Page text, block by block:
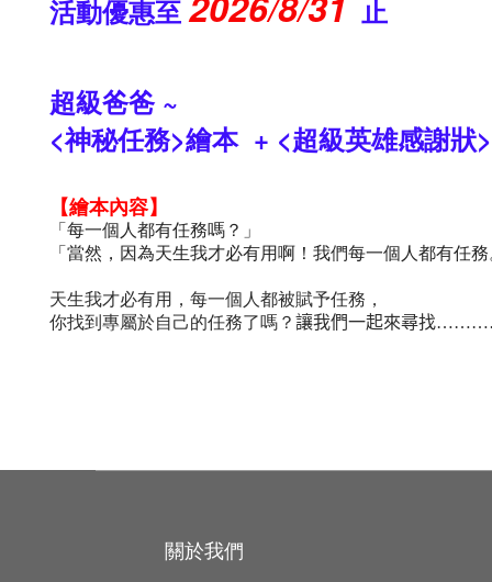
活動優惠至 止
超級爸爸 ~
<神秘任務>繪本 + <超級英雄感謝狀>
【繪本內容】
「每一個人都有任務嗎？」
「當然，因為天生我才必有用啊！我們每一個人都有任
天生我才必有用，每一個人都被賦予任務，
你找到專屬於自己的任務了嗎？ 讓我們一起來尋找
關於我們